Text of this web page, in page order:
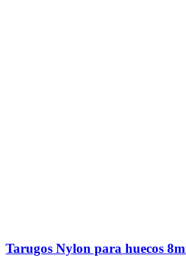
Tarugos Nylon para huecos